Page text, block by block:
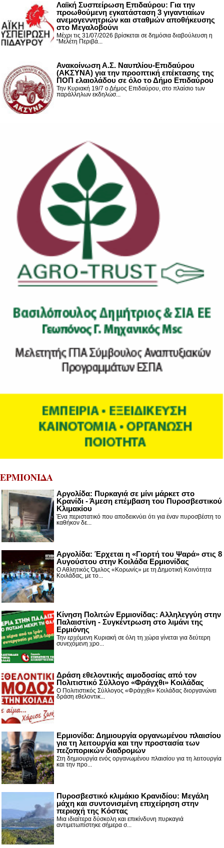
Λαϊκή Συσπείρωση Επιδαύρου: Για την
προωθούμενη εγκατάσταση 3 γιγαντιαίων
ανεμογεννητριών και σταθμών αποθήκευσης
στο Μεγαλοβούνι
Μέχρι τις 31/07/2026 βρίσκεται σε δημόσια διαβούλευση η
“Μελέτη Περιβά...
Ανακοίνωση Α.Σ. Ναυπλίου-Επιδαύρου
(ΑΚΣΥΝΑ) για την προοπτική επέκτασης της
ΠΟΠ ελαιολάδου σε όλο το Δήμο Επιδαύρου
Την Κυριακή 19/7 ο Δήμος Επιδαύρου, στο πλαίσιο των
παράλληλων εκδηλώσ...
ΕΡΜΙΟΝΙΔΑ
Αργολίδα: Πυρκαγιά σε μίνι μάρκετ στο
Κρανίδι - Άμεση επέμβαση του Πυροσβεστικού
Κλιμακίου
Ένα περιστατικό που αποδεικνύει ότι για έναν πυροσβέστη το
καθήκον δε...
Αργολίδα: Έρχεται η «Γιορτή του Ψαρά» στις 8
Αυγούστου στην Κοιλάδα Ερμιονίδας
Ο Αθλητικός Όμιλος «Κορωνίς» με τη Δημοτική Κοινότητα
Κοιλάδας, με το...
Κίνηση Πολιτών Ερμιονίδας: Αλληλεγγύη στην
Παλαιστίνη - Συγκέντρωση στο λιμάνι της
Ερμιόνης
Την ερχόμενη Κυριακή σε όλη τη χώρα γίνεται για δεύτερη
συνεχόμενη χρο...
Δράση εθελοντικής αιμοδοσίας από τον
Πολιτιστικό Σύλλογο «Φράγχθι» Κοιλάδας
Ο Πολιτιστικός Σύλλογος «Φράγχθι» Κοιλάδας διοργανώνει
δράση εθελοντικ...
Ερμιονίδα: Δημιουργία οργανωμένου πλαισίου
για τη λειτουργία και την προστασία των
πεζοπορικών διαδρομών
Στη δημιουργία ενός οργανωμένου πλαισίου για τη λειτουργία
και την προ...
Πυροσβεστικό κλιμάκιο Κρανιδίου: Μεγάλη
μάχη και συντονισμένη επιχείρηση στην
περιοχή της Κόστας
Μια ιδιαίτερα δύσκολη και επικίνδυνη πυρκαγιά
αντιμετωπίστηκε σήμερα σ...